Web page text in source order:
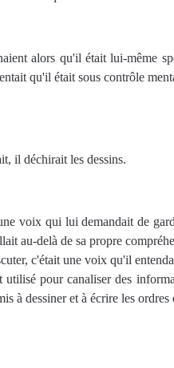
alors qu'il était lui-même
qu'il était sous contrôle
il déchirait les dessins.
voix qui lui demandait de
au-delà de sa propre
c'était une voix qu'il
pour canaliser des
à dessiner et à écrire les